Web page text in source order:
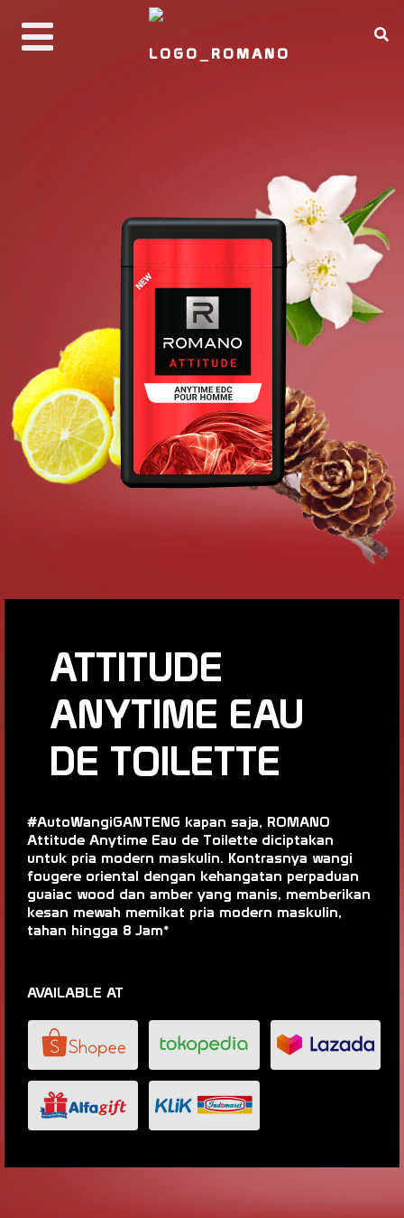
ATTITUDE
ANYTIME EAU
DE TOILETTE
#AutoWangiGANTENG kapan saja, ROMANO
Attitude Anytime Eau de Toilette diciptakan
untuk pria modern maskulin. Kontrasnya wangi
fougere oriental dengan kehangatan perpaduan
guaiac wood dan amber yang manis, memberikan
kesan mewah memikat pria modern maskulin,
tahan hingga 8 Jam*
AVAILABLE AT